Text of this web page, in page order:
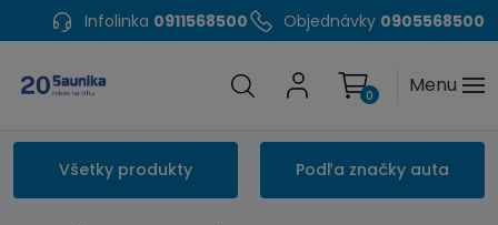
Infolinka 0911568500 Objednávky 0905568500
Menu
0
Všetky produkty Podľa značky auta